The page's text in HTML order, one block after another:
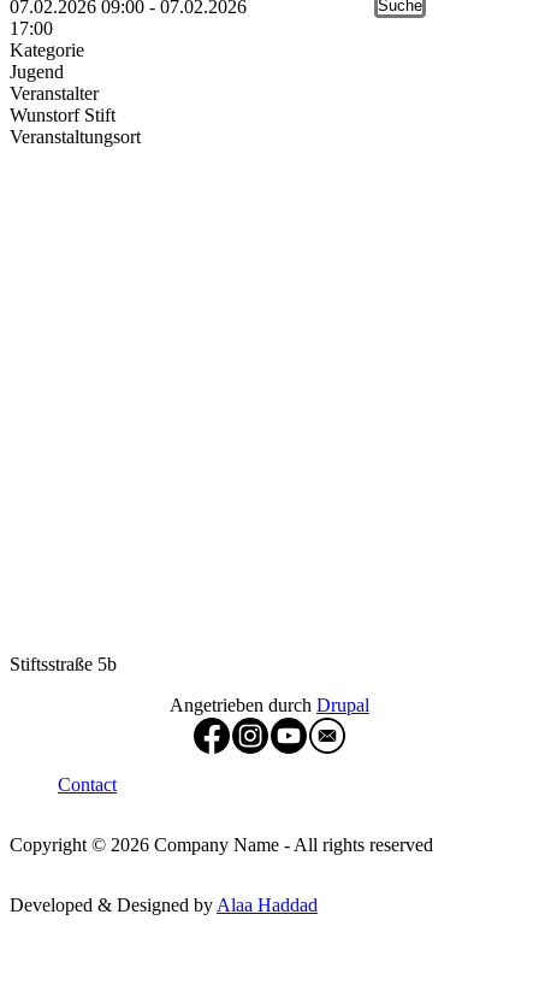
07.02.2026 09:00 - 07.02.2026
17:00
Kategorie
Jugend
Veranstalter
Wunstorf Stift
Veranstaltungsort
Stiftsstraße 5b
Angetrieben durch Drupal
Footer menu
Contact
Copyright © 2026 Company Name - All rights reserved
Developed & Designed by Alaa Haddad